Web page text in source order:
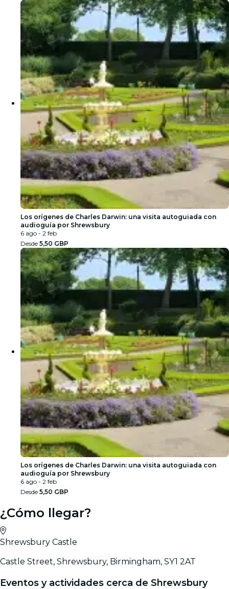
Los orígenes de Charles Darwin: una visita autoguiada con
audioguía por Shrewsbury
6 ago - 2 feb
Desde 5,50 GBP
Los orígenes de Charles Darwin: una visita autoguiada con
audioguía por Shrewsbury
6 ago - 2 feb
Desde 5,50 GBP
¿Cómo llegar?
Shrewsbury Castle
Castle Street, Shrewsbury, Birmingham, SY1 2AT
Eventos y actividades cerca de Shrewsbury